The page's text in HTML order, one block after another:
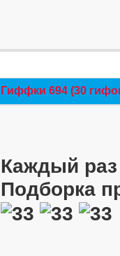
Гиффки 694 (30
Каждый
Подборка